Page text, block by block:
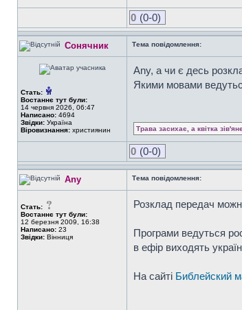
0 (0-0)
Сонячник Тема повідомлення:
Стать:
Востаннє тут були:
14 червня 2026, 06:47
Написано: 4694
Звідки: Україна
Віровизнання: християнин
Any, а чи є десь
Якими мовами
Трава засихає, а квітка
0 (0-0)
Any Тема повідомлення:
Стать:
Востаннє тут були:
12 березня 2009, 16:38
Написано: 23
Звідки: Вінниця
Розклад передач
Програми ведуться
в ефір виходять
На сайті Библейский